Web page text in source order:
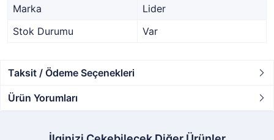
Marka
Lider
Stok Durumu
Var
Taksit / Ödeme Seçenekleri
Ürün Yorumları